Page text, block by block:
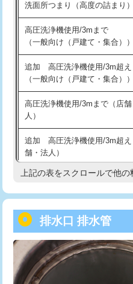
バスタブ設置
追加人工
廃棄・処分
※給水管工事は20mmまでの
給水管工事※（ホール加工)
給水管工事※（バンド止め)
給水管工事※（支持金具設置)
給水管工事※（保温材使用（
め込み）)
給水管工事※（土の掘削・埋
業)
給水管工事※（塩ビ管（VP・
用/3ｍまで)
用（追加）/3ｍ超え)
給水管工事※（ライニング鋼
管・ポリ管・HT管使用/3ｍま
給水管工事※（ライニング鋼管
洗面所つまり（高度の詰まり）
高圧洗浄機使用/3mまで
（一般向け（戸建て・集合））
追加 高圧洗浄機使用/3m超え
（一般向け（戸建て・集合））
高圧洗浄機使用/3mまで（店
人）
追加 高圧洗浄機使用/3m超え
舗・法人）
高度高圧洗浄換
トーラー機使用/3mまで
追加トーラー機使用/3m超え
カメラ調査
上記の表をスクロールで他の
排水口 排水管